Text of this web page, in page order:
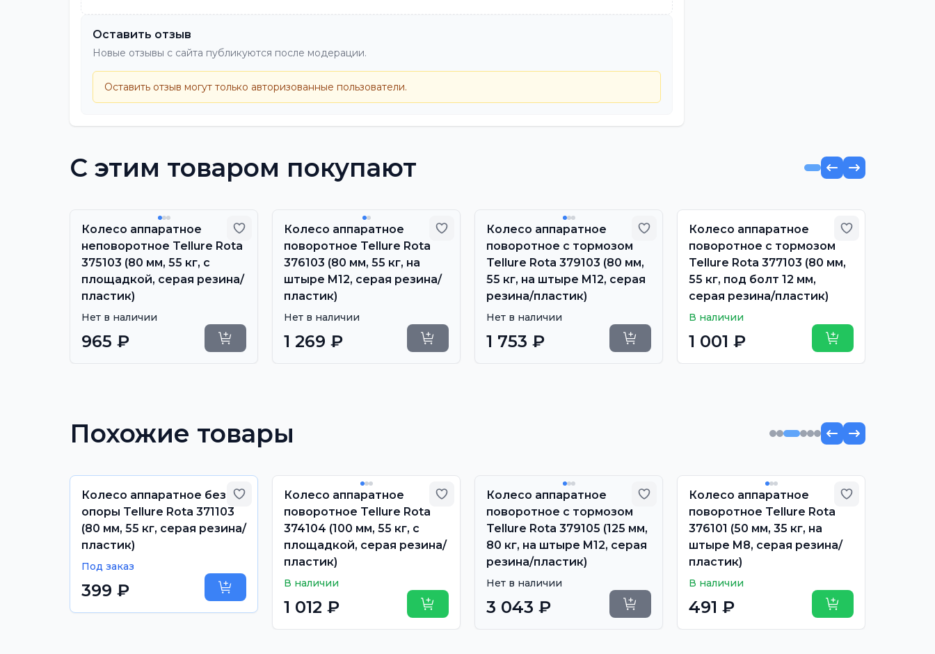
Оставить отзыв
Новые отзывы с сайта публикуются после модерации.
Оставить отзыв могут только авторизованные пользователи.
С этим товаром покупают
Добавить в избранное
Колесо аппаратное
неповоротное Tellure Rota
375103 (80 мм, 55 кг, с
площадкой, серая резина/
пластик)
Нет в наличии
965 ₽ Уточнить сроки
Добавить в избранное
Колесо аппаратное
поворотное Tellure Rota
376103 (80 мм, 55 кг, на
штыре M12, серая резина/
пластик)
Нет в наличии
1 269 ₽ Уточнить сроки
Добавить в избранное
Колесо аппаратное
поворотное с тормозом
Tellure Rota 379103 (80 мм,
55 кг, на штыре M12, серая
резина/пластик)
Нет в наличии
1 753 ₽ Уточнить сроки
Добавить в
Колесо аппаратное
поворотное с тормозом
Tellure Rota 377103 (80 мм,
55 кг, под болт 12 мм,
серая резина/пластик)
В наличии
1 001 ₽ Купить
Похожие товары
Добавить в избранное
Уточнить сроки
Добавить в избранное
Колесо аппаратное без
опоры Tellure Rota 371103
(80 мм, 55 кг, серая резина/
пластик)
Под заказ
399 ₽ Предзаказ
Добавить в избранное
Колесо аппаратное
поворотное Tellure Rota
374104 (100 мм, 55 кг, с
площадкой, серая резина/
пластик)
В наличии
1 012 ₽ Купить
Добавить в избранное
Колесо аппаратное
поворотное с тормозом
Tellure Rota 379105 (125 мм,
80 кг, на штыре M12, серая
резина/пластик)
Нет в наличии
3 043 ₽ Уточнить сроки
Добавить в
Колесо аппаратное
поворотное Tellure Rota
376101 (50 мм, 35 кг, на
штыре M8, серая резина/
пластик)
В наличии
491 ₽ Купить